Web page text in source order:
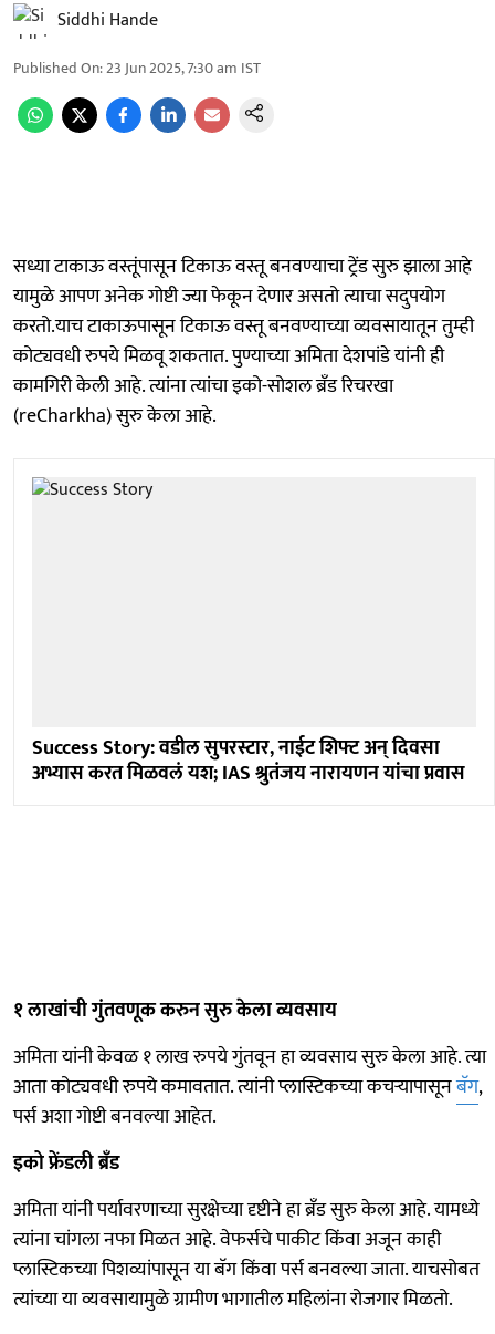
Siddhi Hande
Published On:23 Jun 2025, 7:30 am IST
सध्या टाकाऊ वस्तूंपासून टिकाऊ वस्तू बनवण्याचा ट्रेंड सुरु झाला आहे
यामुळे आपण अनेक गोष्टी ज्या फेकून देणार असतो त्याचा सदुपयोग
करतो.याच टाकाऊपासून टिकाऊ वस्तू बनवण्याच्या व्यवसायातून तुम्ही
कोट्यवधी रुपये मिळवू शकतात. पुण्याच्या अमिता देशपांडे यांनी ही
कामगिरी केली आहे. त्यांना त्यांचा इको-सोशल ब्रँड रिचरखा
(reCharkha) सुरु केला आहे.
Success Story: वडील सुपरस्टार, नाईट शिफ्ट अन् दिवसा
अभ्यास करत मिळवलं यश; IAS श्रुतंजय नारायणन यांचा प्रवास
१ लाखांची गुंतवणूक करुन सुरु केला व्यवसाय
अमिता यांनी केवळ १ लाख रुपये गुंतवून हा व्यवसाय सुरु केला आहे. त्या
आता कोट्यवधी रुपये कमावतात. त्यांनी प्लास्टिकच्या कचऱ्यापासूनबॅग,
पर्स अशा गोष्टी बनवल्या आहेत.
इको फ्रेंडली ब्रँड
अमिता यांनी पर्यावरणाच्या सुरक्षेच्या दृष्टीने हा ब्रँड सुरु केला आहे. यामध्ये
त्यांना चांगला नफा मिळत आहे. वेफर्सचे पाकीट किंवा अजून काही
प्लास्टिकच्या पिशव्यांपासून या बॅग किंवा पर्स बनवल्या जाता. याचसोबत
त्यांच्या या व्यवसायामुळे ग्रामीण भागातील महिलांना रोजगार मिळतो.